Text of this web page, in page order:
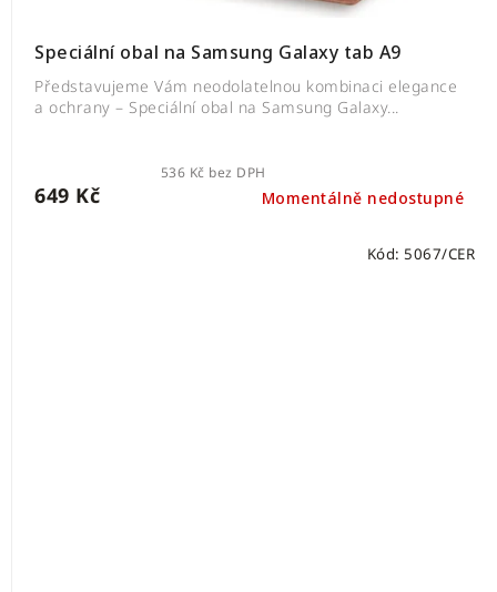
Speciální obal na Samsung Galaxy tab A9
Momentálně nedostupné
536 Kč bez DPH
649 Kč
Představujeme Vám neodolatelnou kombinaci elegance
a ochrany – Speciální obal na Samsung Galaxy...
Kód: 5067/CER